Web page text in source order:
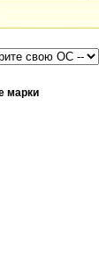
марки